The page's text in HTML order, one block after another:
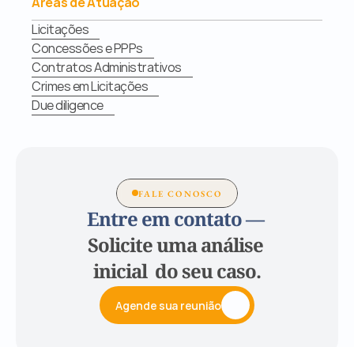
Licitações
Concessões e PPPs
Contratos Administrativos
Crimes em Licitações
Due diligence
FALE CONOSCO
Entre em contato —
Solicite uma análise
inicial  do seu caso.
Agende sua reunião